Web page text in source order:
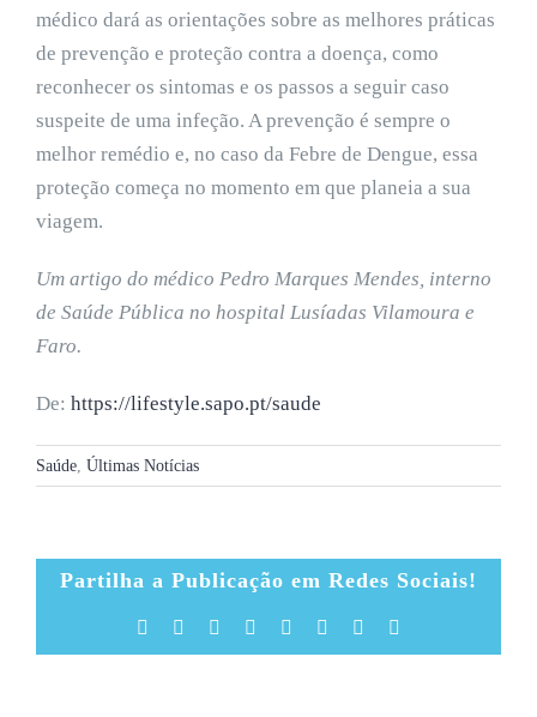
médico dará as orientações sobre as melhores práticas
de prevenção e proteção contra a doença, como
reconhecer os sintomas e os passos a seguir caso
suspeite de uma infeção. A prevenção é sempre o
melhor remédio e, no caso da Febre de Dengue, essa
proteção começa no momento em que planeia a sua
viagem.
Um artigo do médico Pedro Marques Mendes, interno
de Saúde Pública no hospital Lusíadas Vilamoura e
Faro.
De: https://lifestyle.sapo.pt/saude
Saúde, Últimas Notícias
Partilha a Publicação em Redes Sociais!
Facebook Reddit LinkedIn
TumblrPinterest